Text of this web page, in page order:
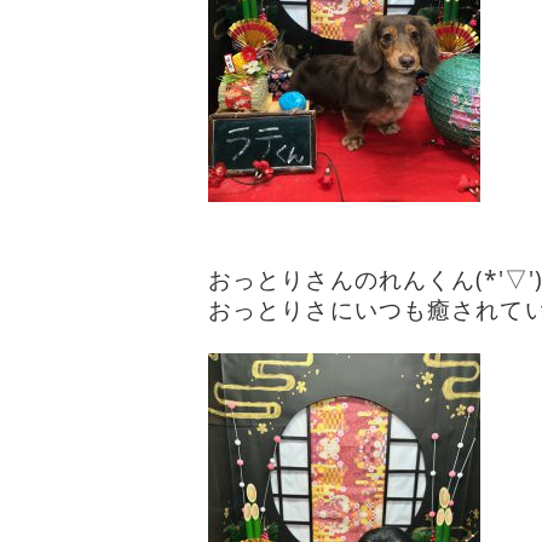
おっとりさんのれんくん(*'▽')
おっとりさにいつも癒されて